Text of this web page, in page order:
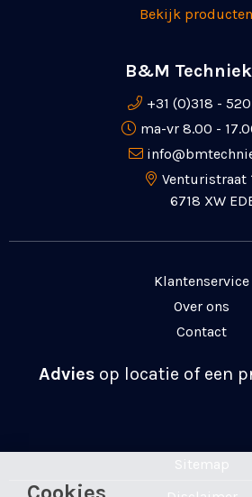
Bekijk
B&M
+31 (0)318 -
ma-vr 8.00 -
Venturistraat
6718 XW
Klantenservice
Over ons
Contact
Advies op locatie of een
Sitemap